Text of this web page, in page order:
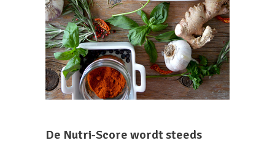
De Nutri-Score wordt steeds